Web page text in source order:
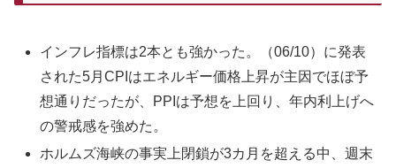
インフレ指標は2本とも強かった。（06/10）に発表
された5月CPIはエネルギー価格上昇が主因でほぼ予
想通りだったが、PPIは予想を上回り、年内利上げへ
の警戒感を強めた。
ホルムズ海峡の事実上閉鎖が3カ月を超える中、週末